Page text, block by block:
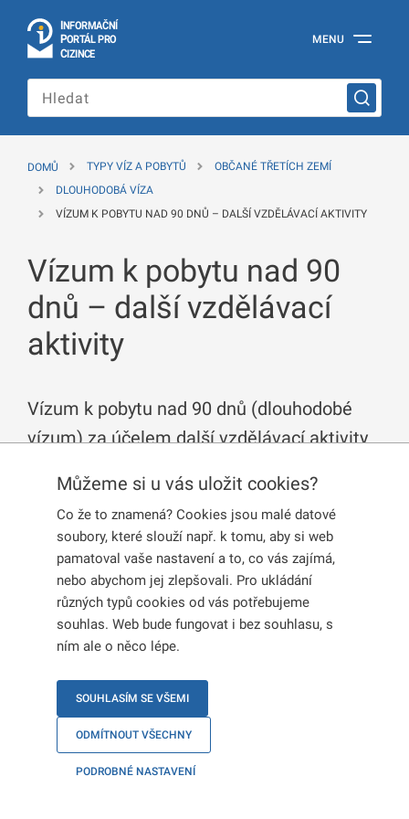
INFORMAČNÍ
PORTÁL PRO
CIZINCE
portál
cizince
Ministerstva
České
republiky
MENU
Můžeme si u vás uložit cookies?
Co že to znamená? Cookies jsou malé datové
soubory, které slouží např. k tomu, aby si web
pamatoval vaše nastavení a to, co vás zajímá,
nebo abychom jej zlepšovali. Pro ukládání
různých typů cookies od vás potřebujeme
souhlas. Web bude fungovat i bez souhlasu, s
ním ale o něco lépe.
SOUHLASÍM SE VŠEMI
ODMÍTNOUT VŠECHNY
PODROBNÉ NASTAVENÍ
DOMŮ TYPY VÍZ A POBYTŮ
OBČANÉ TŘETÍCH ZEMÍ
DLOUHODOBÁ VÍZA
VÍZUM K POBYTU NAD 90 DNŮ – DALŠÍ VZDĚLÁVACÍ AKTIVITY
Vízum k pobytu nad 90
dnů – další vzdělávací
aktivity
Vízum k pobytu nad 90 dnů (dlouhodobé
vízum) za účelem další vzdělávací aktivity
chtějí v České republice vykonávat další
vzdělávací činnosti mimo ty, které jsou
stanoveny ostatními typy dlouhodobých víz.
OBECNÉ INFORMACE
ŽÁDOST
PRODLOUŽENÍ